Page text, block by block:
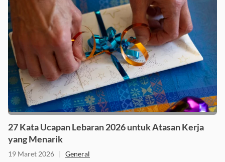
27 Kata Ucapan Lebaran 2026 untuk Atasan Kerja
yang Menarik
19 Maret 2026 | General